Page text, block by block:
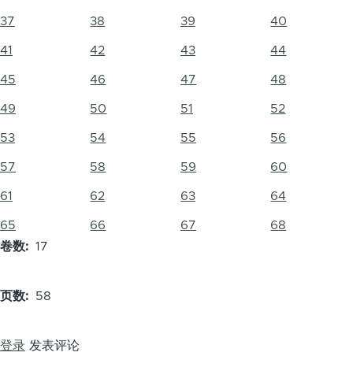
37 38 39 40
41 42 43 44
45 46 47 48
49 50 51 52
53 54 55 56
57 58 59 60
61 62 63 64
65 66 67
68
卷数
17
页数 58
登录 发表评论